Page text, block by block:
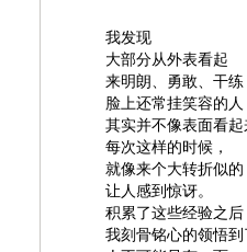
我发现
大部分从外表看起
来明朗、勇敢、干练
脸上还常挂笑容的人
其实并不像表面看起
每次这样的时候，
就像来个大转折似的
让人感到惊讶。
积累了这些经验之后
我刻骨铭心的领悟到